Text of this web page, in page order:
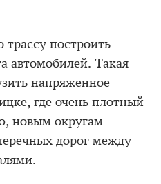
построить
автомобилей. Такая
напряженное
где очень плотный
новым округам
дорог между